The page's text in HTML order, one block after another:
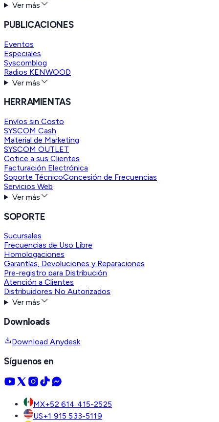
Ver más
PUBLICACIONES
Eventos
Especiales
Syscomblog
Radios KENWOOD
Ver más
HERRAMIENTAS
Envíos sin Costo
SYSCOM Cash
Material de Marketing
SYSCOM OUTLET
Cotice a sus Clientes
Facturación Electrónica
Soporte TécnicoConcesión de Frecuencias
Servicios Web
Ver más
SOPORTE
Sucursales
Frecuencias de Uso Libre
Homologaciones
Garantías, Devoluciones y Reparaciones
Pre-registro para Distribución
Atención a Clientes
Distribuidores No Autorizados
Ver más
Downloads
Download Anydesk
Síguenos en
MX+52 614 415-2525
US+1 915 533-5119